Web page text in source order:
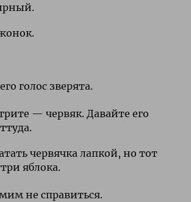
голос зверята.
— червяк. Давайте его
червячка лапкой, но тот
яблока.
не справиться.